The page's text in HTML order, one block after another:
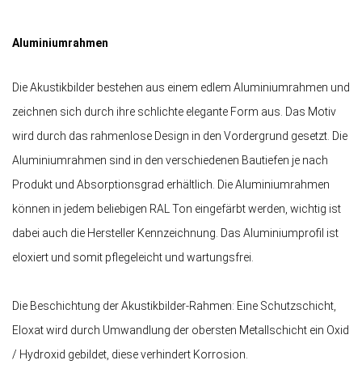
Aluminiumrahmen
Die Akustikbilder bestehen aus einem edlem Aluminiumrahmen und
zeichnen sich durch ihre schlichte elegante Form aus. Das Motiv
wird durch das rahmenlose Design in den Vordergrund gesetzt. Die
Aluminiumrahmen sind in den verschiedenen Bautiefen je nach
Produkt und Absorptionsgrad erhältlich. Die Aluminiumrahmen
können in jedem beliebigen RAL Ton eingefärbt werden, wichtig ist
dabei auch die Hersteller Kennzeichnung. Das Aluminiumprofil ist
eloxiert und somit pflegeleicht und wartungsfrei.
Die Beschichtung der Akustikbilder-Rahmen: Eine Schutzschicht,
Eloxat wird durch Umwandlung der obersten Metallschicht ein Oxid
/ Hydroxid gebildet, diese verhindert Korrosion.